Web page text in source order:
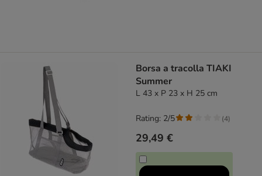
Borsa a tracolla TIAKI
Summer
L 43 x P 23 x H 25 cm
29,49 €
Rating: 2/5 (4)